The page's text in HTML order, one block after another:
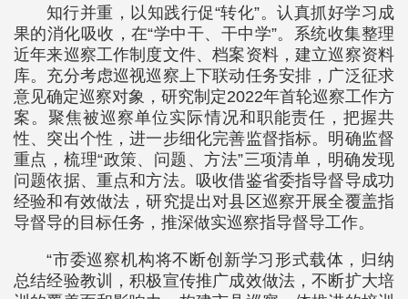
知行并重，以知践行促“转化”。认真抓好学习成
果的消化吸收，在“学中干、干中学”。系统收集整理
近年来巡察工作制度文件、档案资料，建立巡察资料
库。充分考虑巡视巡察上下联动任务安排，广泛征求
意见确定巡察对象，研究制定2022年首轮巡察工作方
案。聚焦被巡察单位实际情况和职能责任，把握共
性、突出个性，进一步细化完善监督指标。明确监督
重点，梳理“政策、问题、方法”三项清单，明确发现
问题依据、重点和方法。吸收借鉴省委指导督导成功
经验和有效做法，研究提出对县区巡察开展全覆盖指
导督导的目标任务，推深做实巡察指导督导工作。
“市委巡察机构将不断创新学习形式载体，归纳
总结经验教训，积极宣传推广成效做法，不断扩大培